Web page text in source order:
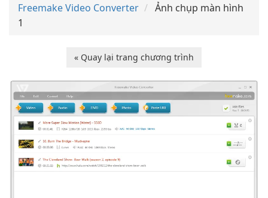
Freemake Video Converter
Ảnh chụp màn hình
1
« Quay lại trang chương trình